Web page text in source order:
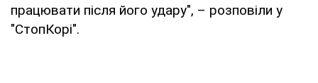
працювати після його удару", – розповіли у
"СтопКорі".